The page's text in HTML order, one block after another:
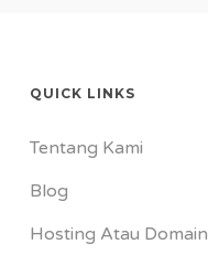
QUICK LINKS
Tentang Kami
Blog
Hosting Atau Domain